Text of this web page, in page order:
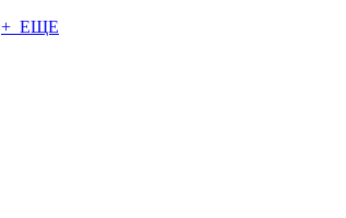
+ ЕЩЕ